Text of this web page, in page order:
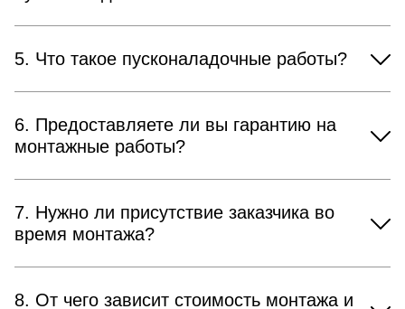
5. Что такое пусконаладочные работы?
6. Предоставляете ли вы гарантию на
монтажные работы?
7. Нужно ли присутствие заказчика во
время монтажа?
8. От чего зависит стоимость монтажа и